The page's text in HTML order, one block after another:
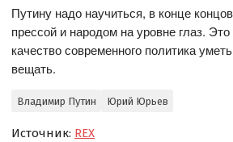
Путину надо научиться, в конце
прессой и народом на уровне глаз.
качество современного политика
вещать.
Владимир Путин Юрий Юрьев
Источник: REX